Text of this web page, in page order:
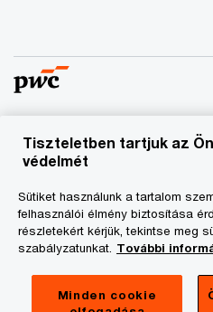
© 2023 - 2026 PwC. Minden jog
kifejezés a
amelyek az önálló és
PricewaterhouseCoopers
tagja.
Adatkezelési tájékoztató
Tiszteletben tartjuk az
védelmét
Sütiket használunk a tartalom
felhasználói élmény biztosítása
részletekért kérjük, tekintse meg
szabályzatunkat. További
Minden cookie